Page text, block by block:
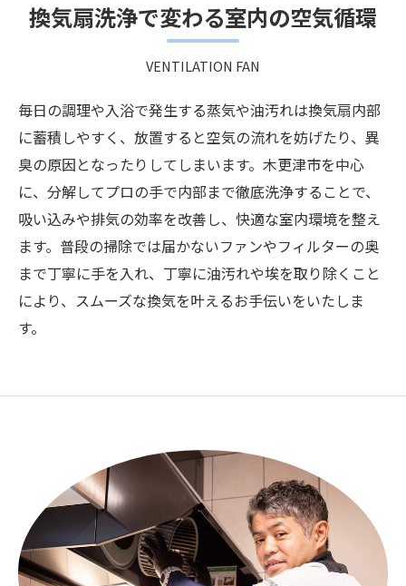
換気扇洗浄で変わる室内の空気循環
VENTILATION FAN
毎日の調理や入浴で発生する蒸気や油汚れは換気扇内部
に蓄積しやすく、放置すると空気の流れを妨げたり、異
臭の原因となったりしてしまいます。木更津市を中心
に、分解してプロの手で内部まで徹底洗浄することで、
吸い込みや排気の効率を改善し、快適な室内環境を整え
ます。普段の掃除では届かないファンやフィルターの奥
まで丁寧に手を入れ、丁寧に油汚れや埃を取り除くこと
により、スムーズな換気を叶えるお手伝いをいたしま
す。